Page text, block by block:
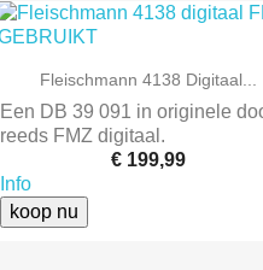
 Snel bekijken
Fleischmann 4138 Digitaal...
Een DB 39 091 in originele
reeds FMZ digitaal.
€ 199,99
Info
koop nu